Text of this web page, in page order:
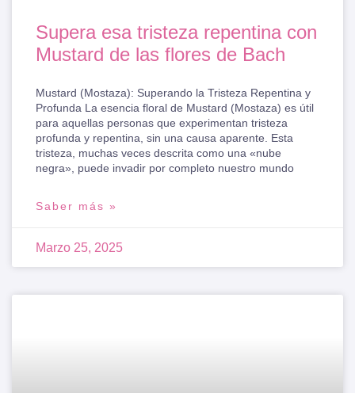
Supera esa tristeza repentina con
Mustard de las flores de Bach
Mustard (Mostaza): Superando la Tristeza Repentina y
Profunda La esencia floral de Mustard (Mostaza) es útil
para aquellas personas que experimentan tristeza
profunda y repentina, sin una causa aparente. Esta
tristeza, muchas veces descrita como una «nube
negra», puede invadir por completo nuestro mundo
Saber más »
Marzo 25, 2025